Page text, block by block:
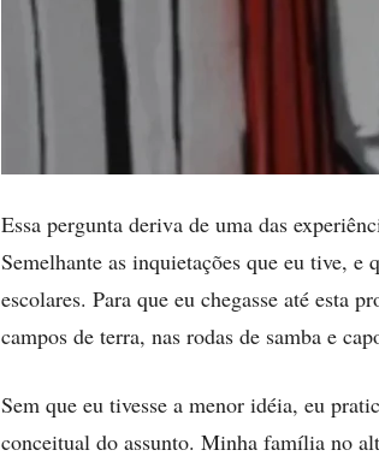
Essa pergunta deriva de uma das
Semelhante as inquietações que eu tive,
escolares. Para que eu chegasse até esta
campos de terra, nas rodas de samba e
Sem que eu tivesse a menor idéia, eu
conceitual do assunto. Minha família no